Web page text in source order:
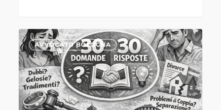
Separazione
per
Tradimento
Bologna
|
AVVOCATO BOLOGNA
0